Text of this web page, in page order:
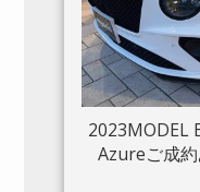
2023MODEL
Azureご成約